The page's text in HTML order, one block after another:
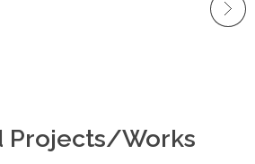
Projects/Works